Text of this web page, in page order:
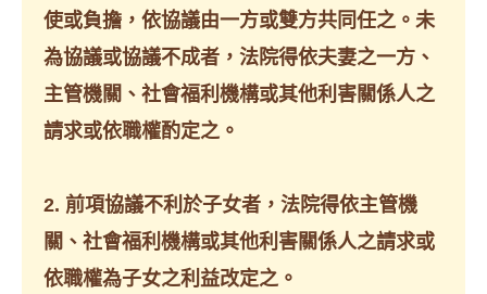
使或負擔，依協議由一方或雙方共同任之。未
為協議或協議不成者，法院得依夫妻之一方、
主管機關、社會福利機構或其他利害關係人之
請求或依職權酌定之。
2. 前項協議不利於子女者，法院得依主管機
關、社會福利機構或其他利害關係人之請求或
依職權為子女之利益改定之。